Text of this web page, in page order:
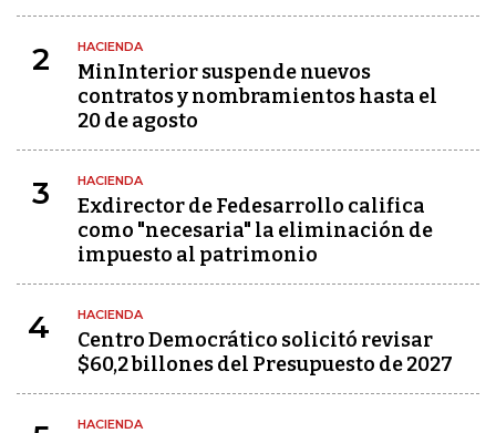
2 HACIENDA
MinInterior suspende nuevos
contratos y nombramientos hasta el
20 de agosto
3 HACIENDA
Exdirector de Fedesarrollo califica
como "necesaria" la eliminación de
impuesto al patrimonio
4 HACIENDA
Centro Democrático solicitó revisar
$60,2 billones del Presupuesto de 2027
HACIENDA